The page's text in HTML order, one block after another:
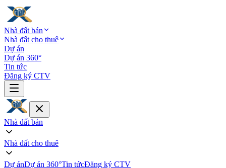
Nhà đất bán
Nhà đất cho thuê
Dự án
Dự án 360°
Tin tức
Đăng ký CTV
Nhà đất bán
Nhà đất cho thuê
Dự ánDự án 360°Tin tứcĐăng ký CTV